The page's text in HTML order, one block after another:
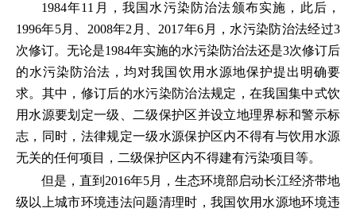
1984年11月，我国水污染防治法颁布实施，此后，
1996年5月、2008年2月、2017年6月，水污染防治法经过3
次修订。无论是1984年实施的水污染防治法还是3次修订后
的水污染防治法，均对我国饮用水源地保护提出明确要
求。其中，修订后的水污染防治法规定，在我国集中式饮
用水源要划定一级、二级保护区并设立地理界标和警示标
志，同时，法律规定一级水源保护区内不得有与饮用水源
无关的任何项目，二级保护区内不得建有污染项目等。
但是，直到2016年5月，生态环境部启动长江经济带地
级以上城市环境违法问题清理时，我国饮用水源地环境违